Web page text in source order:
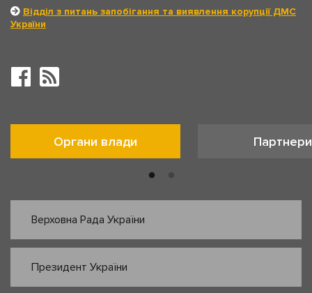
Відділ з питань запобігання та виявлення корупції ДМС
України
Органи влади Партнери
Верховна Рада України
Президент України